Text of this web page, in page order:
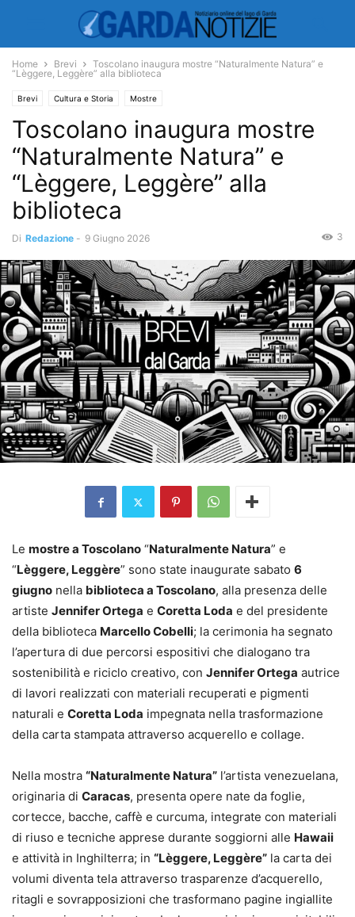
Home Brevi
Toscolano inaugura mostre “Naturalmente Natura” e
“Lèggere, Leggère” alla biblioteca
Brevi Cultura e Storia Mostre
Toscolano inaugura mostre
“Naturalmente Natura” e
“Lèggere, Leggère” alla
biblioteca
Di Redazione - 9 Giugno 2026 3
Le mostre a Toscolano “Naturalmente Natura” e
“Lèggere, Leggère” sono state inaugurate sabato 6
giugno nella biblioteca a Toscolano, alla presenza delle
artiste Jennifer Ortega e Coretta Loda e del presidente
della biblioteca Marcello Cobelli; la cerimonia ha segnato
l’apertura di due percorsi espositivi che dialogano tra
sostenibilità e riciclo creativo, con Jennifer Ortega autrice
di lavori realizzati con materiali recuperati e pigmenti
naturali e Coretta Loda impegnata nella trasformazione
della carta stampata attraverso acquerello e collage.
Nella mostra “Naturalmente Natura” l’artista venezuelana,
originaria di Caracas, presenta opere nate da foglie,
cortecce, bacche, caffè e curcuma, integrate con materiali
di riuso e tecniche apprese durante soggiorni alle Hawaii
e attività in Inghilterra; in “Lèggere, Leggère” la carta dei
volumi diventa tela attraverso trasparenze d’acquerello,
ritagli e sovrapposizioni che trasformano pagine ingiallite